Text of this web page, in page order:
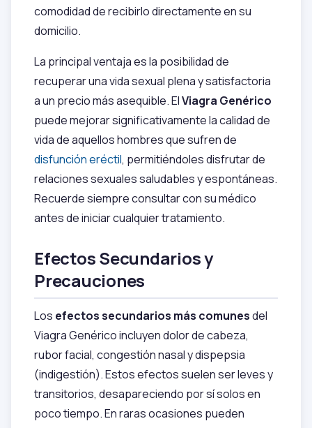
comodidad de recibirlo directamente en su
domicilio.
La principal ventaja es la posibilidad de
recuperar una vida sexual plena y satisfactoria
a un precio más asequible. ElViagra Genérico
puede mejorar significativamente la calidad de
vida de aquellos hombres que sufren de
disfunción eréctil, permitiéndoles disfrutar de
relaciones sexuales saludables y espontáneas.
Recuerde siempre consultar con su médico
antes de iniciar cualquier tratamiento.
Efectos Secundarios y
Precauciones
Los efectos secundarios más comunesdel
Viagra Genérico incluyen dolor de cabeza,
rubor facial, congestión nasal y dispepsia
(indigestión). Estos efectos suelen ser leves y
transitorios, desapareciendo por sí solos en
poco tiempo. En raras ocasiones pueden